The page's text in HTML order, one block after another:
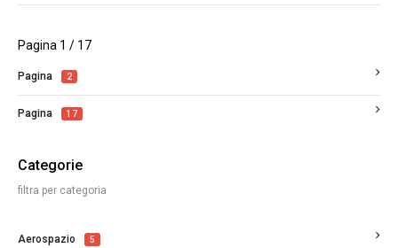
Pagina 1 / 17
Pagina 2
Pagina 17
Categorie
filtra per categoria
Aerospazio 5